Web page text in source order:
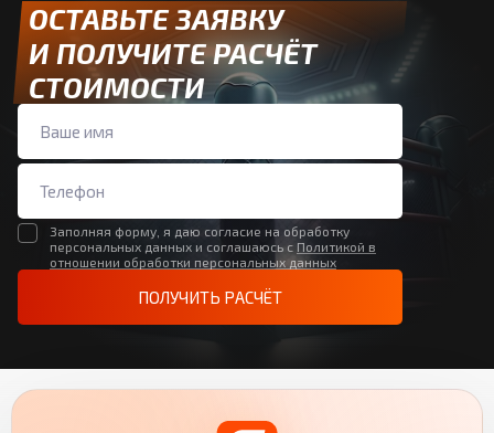
ОСТАВЬТЕ ЗАЯВКУ
И ПОЛУЧИТЕ РАСЧЁТ
СТОИМОСТИ
Заполняя форму, я даю согласие на обработку
персональных данных и соглашаюсь с Политикой в
отношении обработки персональных данных
ПОЛУЧИТЬ РАСЧЁТ